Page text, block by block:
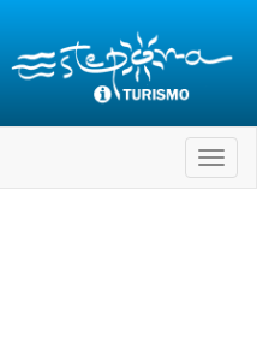
página
Toggle